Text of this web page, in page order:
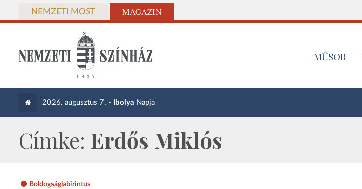
NEMZETI MOST MAGAZIN
MŰSOR
2026. augusztus 7. - Ibolya Napja
Címke: Erdős Miklós
Boldogságlabirintus